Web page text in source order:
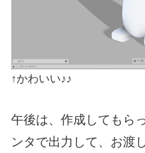
↑かわいい♪♪
午後は、作成してもら
ンタで出力して、お渡